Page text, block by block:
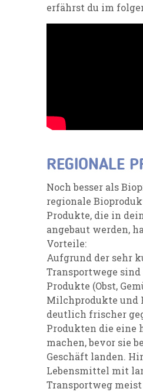
erfährst du im
REGIONALE
Noch besser als
regionale
Produkte, die in
angebaut werden,
Vorteile:
Aufgrund der sehr
Transportwege
Produkte (Obst,
Milchprodukte und
deutlich frischer
Produkten die eine
machen, bevor sie
Geschäft landen.
Lebensmittel mit
Transportweg